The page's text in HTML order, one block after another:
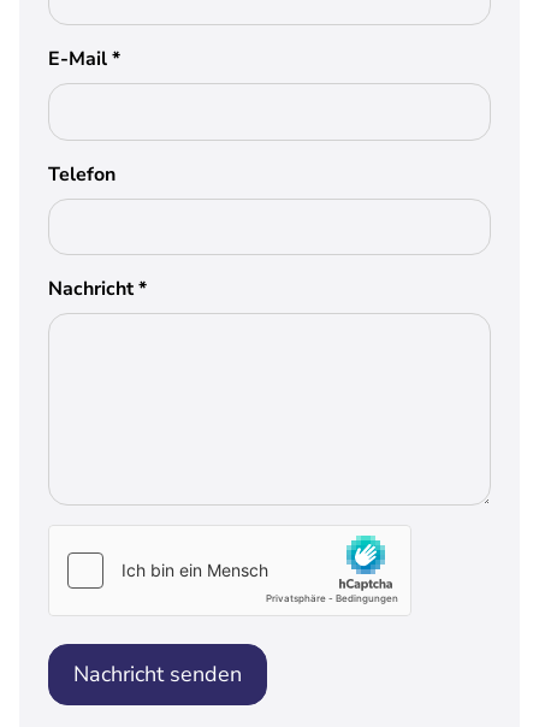
E-Mail*
Telefon
Nachricht*
Nachricht senden